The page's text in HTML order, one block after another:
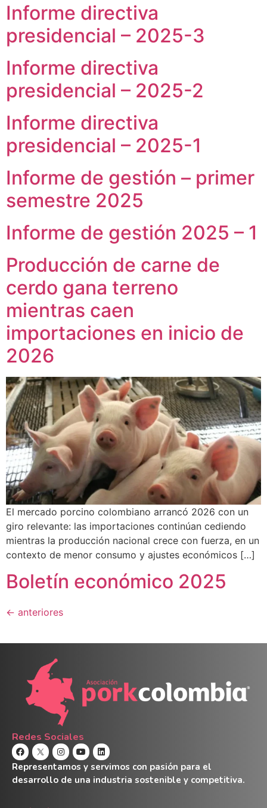
Informe directiva
presidencial – 2025-3
Informe directiva
presidencial – 2025-2
Informe directiva
presidencial – 2025-1
Informe de gestión – primer
semestre 2025
Informe de gestión 2025 – 1
Producción de carne de
cerdo gana terreno
mientras caen
importaciones en inicio de
2026
El mercado porcino colombiano arrancó 2026 con un
giro relevante: las importaciones continúan cediendo
mientras la producción nacional crece con fuerza, en un
contexto de menor consumo y ajustes económicos […]
Boletín económico 2025
← anteriores
Redes Sociales
Representamos y servimos con pasión para el
desarrollo de una industria sostenible y competitiva.